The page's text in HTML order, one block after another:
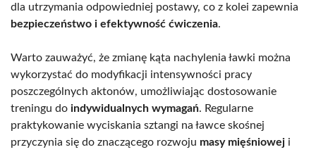
dla utrzymania odpowiedniej postawy, co z kolei zapewnia
bezpieczeństwo i efektywność ćwiczenia.
Warto zauważyć, że zmianę kąta nachylenia ławki można
wykorzystać do modyfikacji intensywności pracy
poszczególnych aktonów, umożliwiając dostosowanie
treningu do indywidualnych wymagań. Regularne
praktykowanie wyciskania sztangi na ławce skośnej
przyczynia się do znaczącego rozwoju masy mięśniowej i